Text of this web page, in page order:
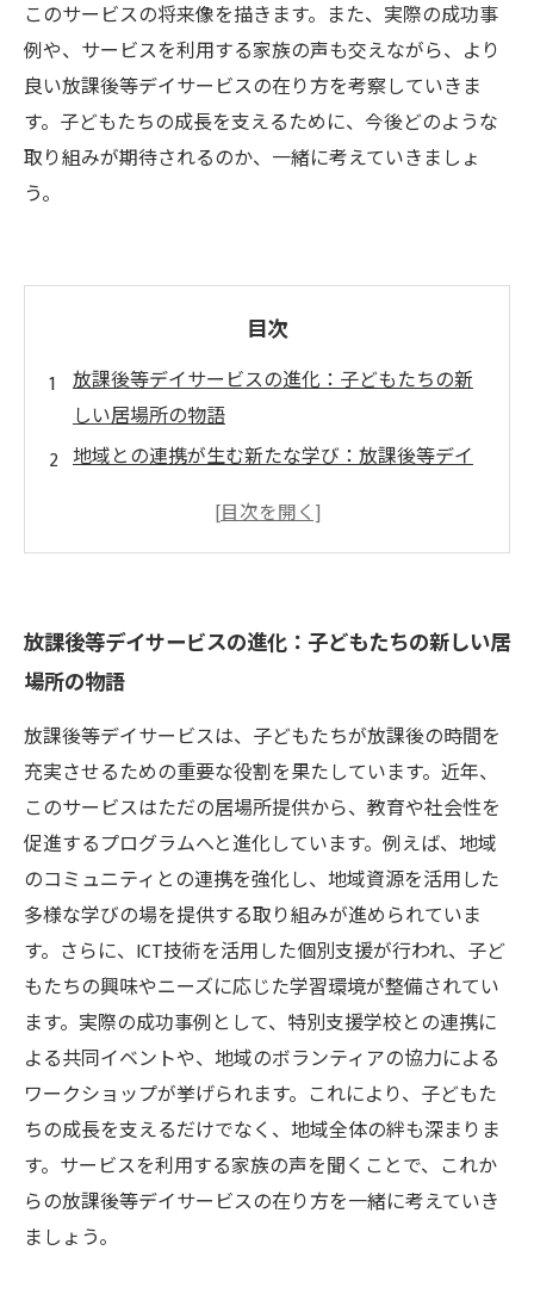
このサービスの将来像を描きます。また、実際の成功事
例や、サービスを利用する家族の声も交えながら、より
良い放課後等デイサービスの在り方を考察していきま
す。子どもたちの成長を支えるために、今後どのような
取り組みが期待されるのか、一緒に考えていきましょ
う。
目次
放課後等デイサービスの進化：子どもたちの新
しい居場所の物語
地域との連携が生む新たな学び：放課後等デイ
デイサービス
成功事例から学ぶ：家族の声を交えた放課後等
デイサービスの実態
子どもたちの成長を支えるために：放課後等デ
イサービスの未来像
放課後等デイサービスの新たな可能性を探る：
私たちが目指すべき方向性
放課後等デイサービスの進化：子どもたちの新しい居
場所の物語
放課後等デイサービスは、子どもたちが放課後の時間を
充実させるための重要な役割を果たしています。近年、
このサービスはただの居場所提供から、教育や社会性を
促進するプログラムへと進化しています。例えば、地域
のコミュニティとの連携を強化し、地域資源を活用した
多様な学びの場を提供する取り組みが進められていま
す。さらに、ICT技術を活用した個別支援が行われ、子ど
もたちの興味やニーズに応じた学習環境が整備されてい
ます。実際の成功事例として、特別支援学校との連携に
よる共同イベントや、地域のボランティアの協力による
ワークショップが挙げられます。これにより、子どもた
ちの成長を支えるだけでなく、地域全体の絆も深まりま
す。サービスを利用する家族の声を聞くことで、これか
らの放課後等デイサービスの在り方を一緒に考えていき
ましょう。